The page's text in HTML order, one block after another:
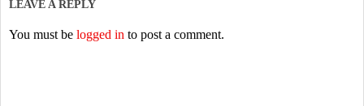
LEAVE A REPLY
You must be logged in to post a comment.